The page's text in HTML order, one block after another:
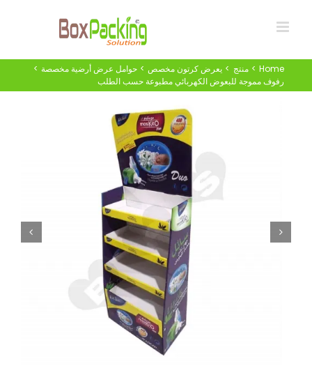
Home منتج يعرض كرتون مخصص
حوامل عرض أرضية مخصصة
رفوف مموجة للبعوض الكهربائي مطبوعة حسب الطلب